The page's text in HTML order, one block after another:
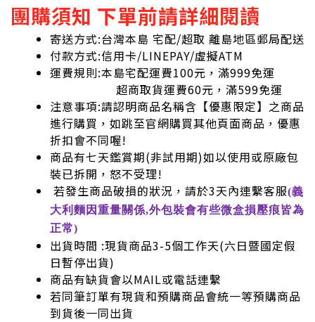
團購須知 下單前請詳細閱讀
寄送方式:台灣本島 宅配/超取 離島地區郵局配送
付款方式:信用卡/LINEPAY/虛擬ATM
運費規則:本島宅配運費100元，滿999免運
超商取貨運費60元，滿599免運
注意事項:請認明商品名稱含【優惠限定】之商品
進行購買，如跳至官網購買其他頁面商品，優惠
折扣會不同喔!
商品有七天鑑賞期(非試用期)如以使用或原廠包
裝已拆開，怒不受理!
若發生商品破損的狀況，請於3天內連繫客服(義
大利麵因重量關係,外包裝會有些微盒損壓痕皆為
正常)
出貨時間 :現貨商品3-5個工作天(六日暨國定假
日暫停出貨)
商品有缺貨會以MAIL或電話連繫
若同筆訂單有現貨和預購商品會統一等預購商品
到貨後一同出貨